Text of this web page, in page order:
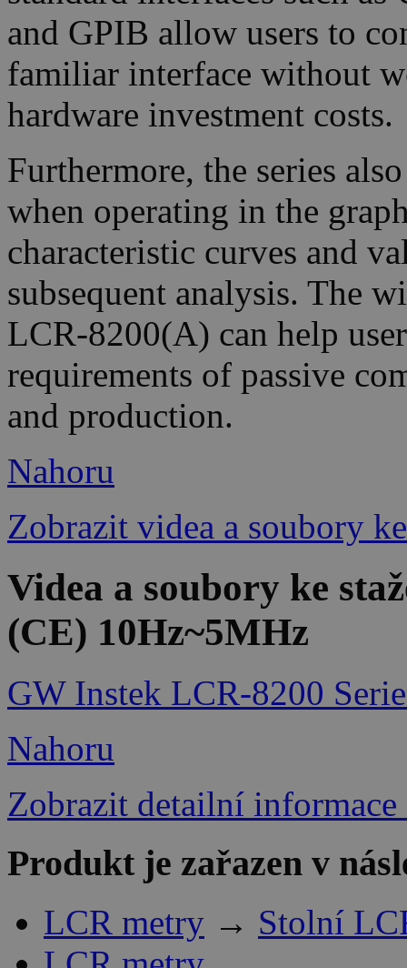
and GPIB allow users to
familiar interface without
hardware investment costs.
Furthermore, the series
when operating in the
characteristic curves and
subsequent analysis. The
LCR-8200(A) can help
requirements of passive
and production.
Nahoru
Zobrazit videa a soubory
Videa a soubory ke
(CE) 10Hz~5MHz
GW Instek LCR-8200
Nahoru
Zobrazit detailní informace
Produkt je zařazen v
LCR metry → Stolní